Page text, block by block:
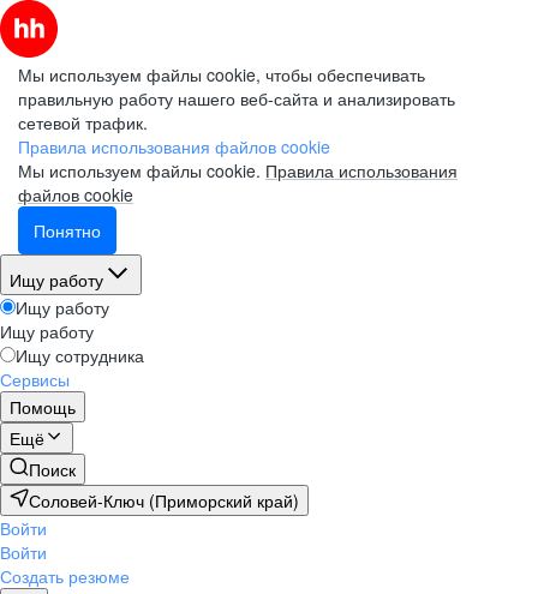
Мы используем файлы cookie, чтобы обеспечивать
правильную работу нашего веб-сайта и анализировать
сетевой трафик.
Правила использования файлов cookie
Мы используем файлы cookie. Правила использования
файлов cookie
Понятно
Ищу работу
Ищу работу
Ищу работу
Ищу сотрудника
Сервисы
Помощь
Ещё
Поиск
Соловей-Ключ (Приморский край)
Войти
Войти
Создать резюме